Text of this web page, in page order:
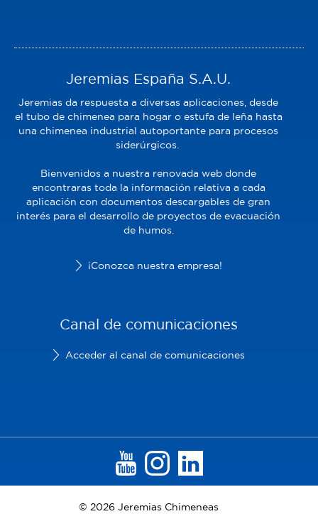
Jeremias España S.A.U.
Jeremias da respuesta a diversas aplicaciones, desde
el tubo de chimenea para hogar o estufa de leña hasta
una chimenea industrial autoportante para procesos
siderúrgicos.
Bienvenidos a nuestra renovada web donde
encontraras toda la información relativa a cada
aplicación con documentos descargables de gran
interés para el desarrollo de proyectos de evacuación
de humos.
¡Conozca nuestra empresa!
Canal de comunicaciones
Acceder al canal de comunicaciones
© 2026 Jeremias Chimeneas